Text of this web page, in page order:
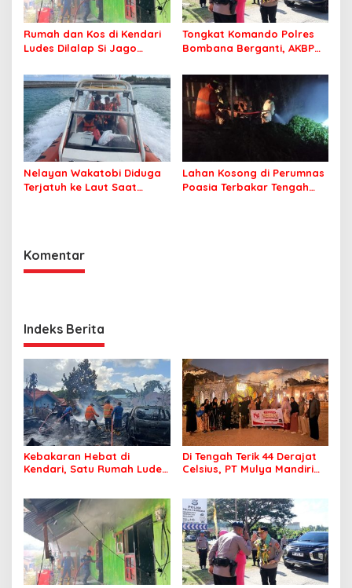
Rumah dan Kos di Kendari
Ludes Dilalap Si Jago
Tongkat Komando Polres
Bombana Berganti, AKBP
Kepolisian Bombana
Nelayan Wakatobi Diduga
Terjatuh ke Laut Saat
Lahan Kosong di Perumnas
Poasia Terbakar Tengah
Komentar
Indeks Berita
Kebakaran Hebat di
Kendari, Satu Rumah Ludes
Di Tengah Terik 44 Derajat
Celsius, PT Mulya Mandiri
Nyaman Beribadah